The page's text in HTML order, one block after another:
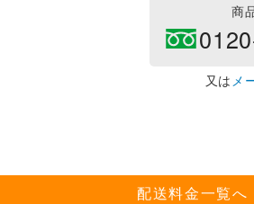
商
又は メ
配送料金一覧へ